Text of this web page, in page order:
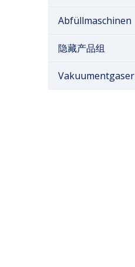
Abfüllmaschinen
隐藏产品组
Vakuumentgaser